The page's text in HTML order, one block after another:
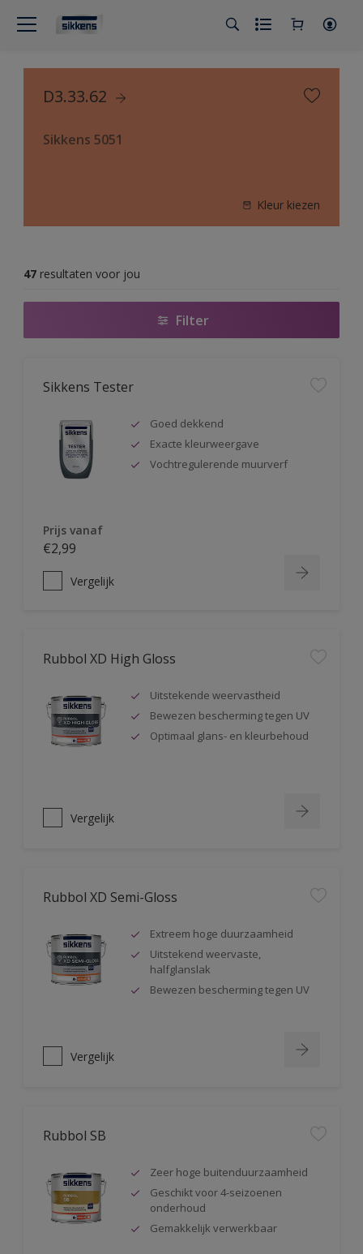
D3.33.62
Sikkens 5051
Kleur kiezen
47 resultaten voor jou
Filter
Sikkens Tester
Goed dekkend
Exacte kleurweergave
Vochtregulerende muurverf
Prijs vanaf
€2,99
Vergelijk
Rubbol XD High Gloss
Uitstekende weervastheid
Bewezen bescherming tegen UV
Optimaal glans- en kleurbehoud
Vergelijk
Rubbol XD Semi-Gloss
Extreem hoge duurzaamheid
Uitstekend weervaste,
halfglanslak
Bewezen bescherming tegen UV
Vergelijk
Rubbol SB
Zeer hoge buitenduurzaamheid
Geschikt voor 4-seizoenen
onderhoud
Gemakkelijk verwerkbaar